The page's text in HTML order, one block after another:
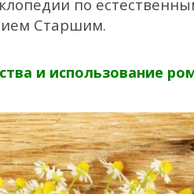
по
Старшим.
и использование